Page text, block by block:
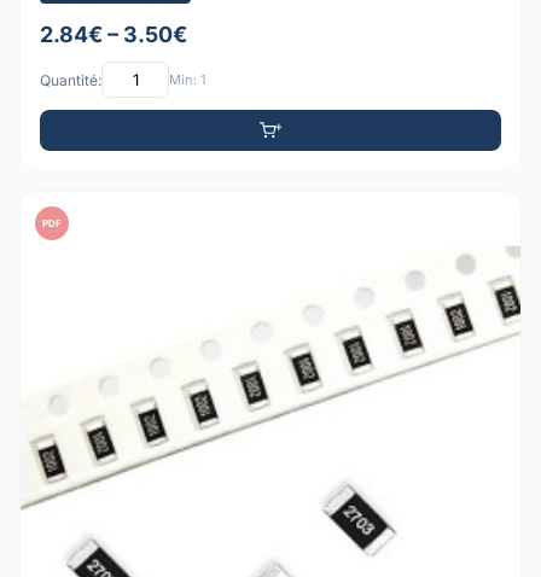
2.84€ – 3.50€
Quantité: Min: 1
PDF